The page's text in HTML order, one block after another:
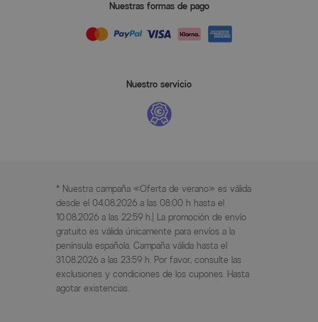
Nuestras formas de pago
Nuestro servicio
* Nuestra campaña «Oferta de verano» es válida
desde el 04.08.2026 a las 08:00 h hasta el
10.08.2026 a las 22:59 h.| La promoción de envío
gratuito es válida únicamente para envíos a la
península española. Campaña válida hasta el
31.08.2026 a las 23:59 h. Por favor, consulte las
exclusiones y condiciones de los cupones. Hasta
agotar existencias.